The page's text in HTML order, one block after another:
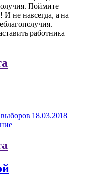
Поймите
И не навсегда, а на
работника
18.03.2018